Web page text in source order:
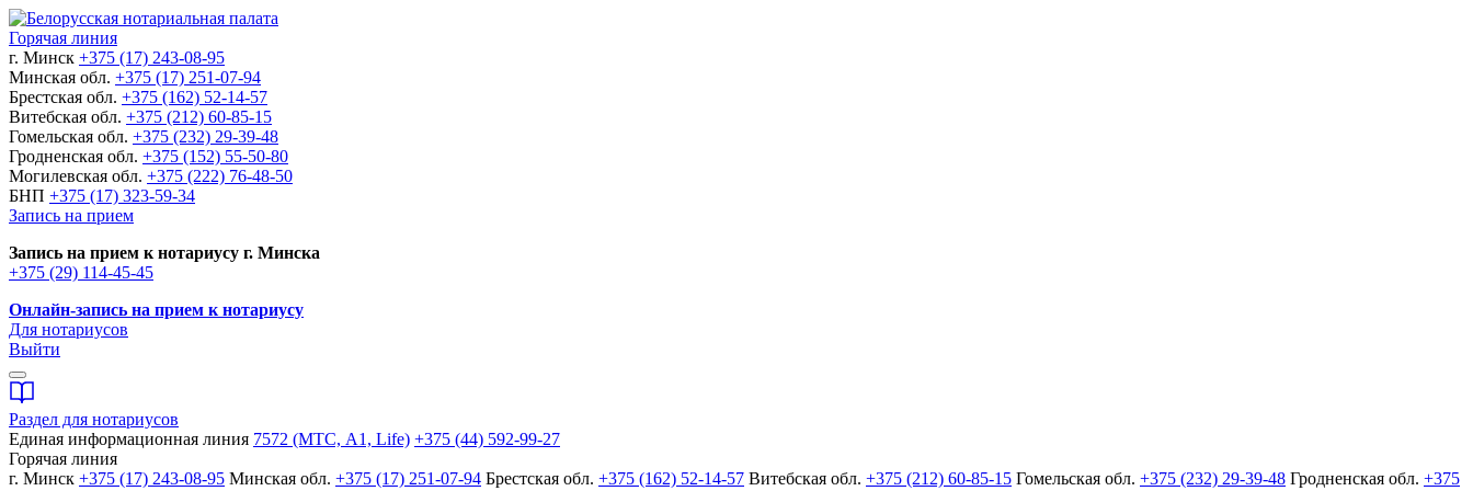
Горячая линия
г. Минск +375 (17) 243-08-95
Минская обл. +375 (17) 251-07-94
Брестская обл. +375 (162) 52-14-57
Витебская обл. +375 (212) 60-85-15
Гомельская обл. +375 (232) 29-39-48
Гродненская обл. +375 (152) 55-50-80
Могилевская обл. +375 (222) 76-48-50
БНП +375 (17) 323-59-34
Запись на прием
Запись на прием к нотариусу г. Минска
+375 (29) 114-45-45
Онлайн-запись на прием к нотариусу
Для нотариусов
Выйти
Раздел для нотариусов
Единая информационная линия 7572 (МТС, A1, Life) +375 (44) 592-99-27
Горячая линия
г. Минск +375 (17) 243-08-95 Минская обл. +375 (17) 251-07-94 Брестская обл. +375 (162) 52-14-57 Витебская обл. +375 (212) 60-85-15 Гомельская обл. +375 (232) 29-39-48 Гродненская обл. +375